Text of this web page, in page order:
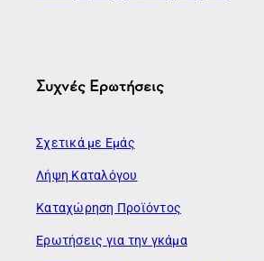
Συχνές Ερωτήσεις
Σχετικά με Εμάς
Λήψη Καταλόγου
Καταχώρηση Προϊόντος
Ερωτήσεις για την γκάμα